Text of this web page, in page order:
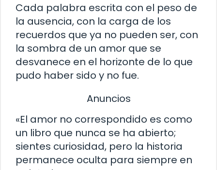
Cada palabra escrita con el peso de
la ausencia, con la carga de los
recuerdos que ya no pueden ser, con
la sombra de un amor que se
desvanece en el horizonte de lo que
pudo haber sido y no fue.
Anuncios
«El amor no correspondido es como
un libro que nunca se ha abierto;
sientes curiosidad, pero la historia
permanece oculta para siempre en